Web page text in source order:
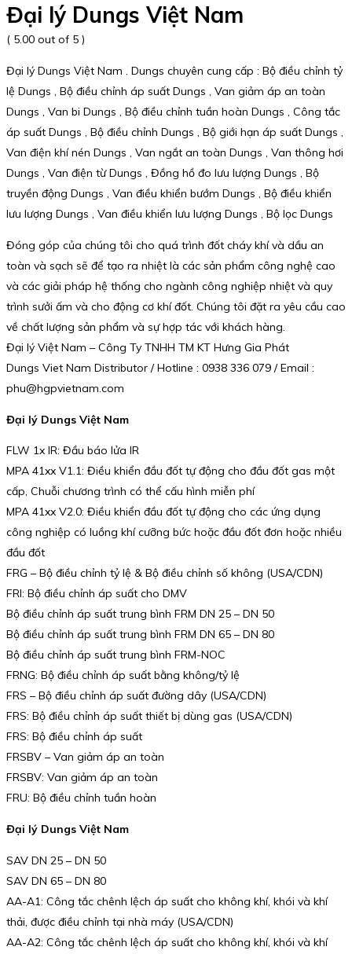
Đại lý Dungs Việt Nam
( 5.00 out of 5 )
Đại lý Dungs Việt Nam . Dungs chuyên cung cấp : Bộ điều chỉnh tỷ
lệ Dungs , Bộ điều chỉnh áp suất Dungs , Van giảm áp an toàn
Dungs , Van bi Dungs , Bộ điều chỉnh tuần hoàn Dungs , Công tắc
áp suất Dungs , Bộ điều chỉnh Dungs , Bộ giới hạn áp suất Dungs ,
Van điện khí nén Dungs , Van ngắt an toàn Dungs , Van thông hơi
Dungs , Van điện từ Dungs , Đồng hồ đo lưu lượng Dungs , Bộ
truyền động Dungs , Van điều khiển bướm Dungs , Bộ điều khiển
lưu lượng Dungs , Van điều khiển lưu lượng Dungs , Bộ lọc Dungs
Đóng góp của chúng tôi cho quá trình đốt cháy khí và dầu an
toàn và sạch sẽ để tạo ra nhiệt là các sản phẩm công nghệ cao
và các giải pháp hệ thống cho ngành công nghiệp nhiệt và quy
trình sưởi ấm và cho động cơ khí đốt. Chúng tôi đặt ra yêu cầu cao
về chất lượng sản phẩm và sự hợp tác với khách hàng.
Đại lý Việt Nam – Công Ty TNHH TM KT Hưng Gia Phát
Dungs Viet Nam Distributor / Hotline : 0938 336 079 / Email :
phu@hgpvietnam.com
Đại lý Dungs Việt Nam
FLW 1x IR: Đầu báo lửa IR
MPA 41xx V1.1: Điều khiển đầu đốt tự động cho đầu đốt gas một
cấp, Chuỗi chương trình có thể cấu hình miễn phí
MPA 41xx V2.0: Điều khiển đầu đốt tự động cho các ứng dụng
công nghiệp có luồng khí cưỡng bức hoặc đầu đốt đơn hoặc nhiều
đầu đốt
FRG – Bộ điều chỉnh tỷ lệ & Bộ điều chỉnh số không (USA/CDN)
FRI: Bộ điều chỉnh áp suất cho DMV
Bộ điều chỉnh áp suất trung bình FRM DN 25 – DN 50
Bộ điều chỉnh áp suất trung bình FRM DN 65 – DN 80
Bộ điều chỉnh áp suất trung bình FRM-NOC
FRNG: Bộ điều chỉnh áp suất bằng không/tỷ lệ
FRS – Bộ điều chỉnh áp suất đường dây (USA/CDN)
FRS: Bộ điều chỉnh áp suất thiết bị dùng gas (USA/CDN)
FRS: Bộ điều chỉnh áp suất
FRSBV – Van giảm áp an toàn
FRSBV: Van giảm áp an toàn
FRU: Bộ điều chỉnh tuần hoàn
Đại lý Dungs Việt Nam
SAV DN 25 – DN 50
SAV DN 65 – DN 80
AA-A1: Công tắc chênh lệch áp suất cho không khí, khói và khí
thải, được điều chỉnh tại nhà máy (USA/CDN)
AA-A2: Công tắc chênh lệch áp suất cho không khí, khói và khí